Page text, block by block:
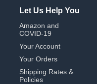
Let Us Help You
Amazon and
COVID-19
Your Account
Your Orders
Shipping Rates &
Policies